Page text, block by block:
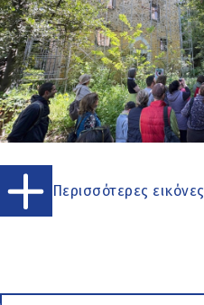
Περισσότερες εικόνες